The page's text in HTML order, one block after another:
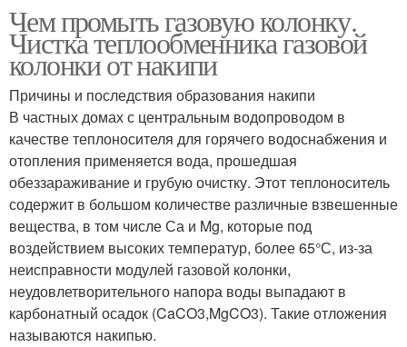
Чем промыть газовую колонку.
Чистка теплообменника газовой
колонки от накипи
Причины и последствия образования накипи
В частных домах с центральным водопроводом в
качестве теплоносителя для горячего водоснабжения и
отопления применяется вода, прошедшая
обеззараживание и грубую очистку. Этот теплоноситель
содержит в большом количестве различные взвешенные
вещества, в том числе Са и Mg, которые под
воздействием высоких температур, более 65°С, из-за
неисправности модулей газовой колонки,
неудовлетворительного напора воды выпадают в
карбонатный осадок (CaCO3,MgCO3). Такие отложения
называются накипью.